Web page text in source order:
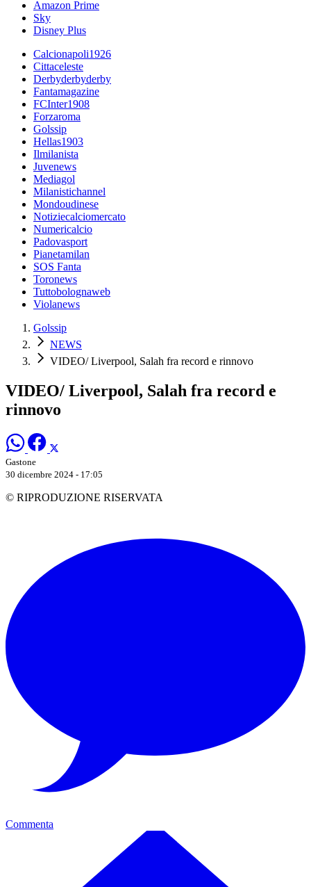
Amazon Prime
Sky
Disney Plus
Calcionapoli1926
Cittaceleste
Derbyderbyderby
Fantamagazine
FCInter1908
Forzaroma
Golssip
Hellas1903
Ilmilanista
Juvenews
Mediagol
Milanistichannel
Mondoudinese
Notiziecalciomercato
Numericalcio
Padovasport
Pianetamilan
SOS Fanta
Toronews
Tuttobolognaweb
Violanews
Golssip
NEWS
VIDEO/ Liverpool, Salah fra record e rinnovo
VIDEO/ Liverpool, Salah fra record e
rinnovo
Gastone
30 dicembre 2024 - 17:05
© RIPRODUZIONE RISERVATA
Commenta